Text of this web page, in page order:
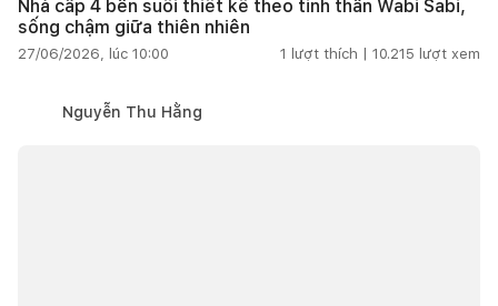
Nhà cấp 4 bên suối thiết kế theo tinh thần Wabi Sabi,
sống chậm giữa thiên nhiên
27/06/2026, lúc 10:00 1 lượt thích | 10.215 lượt xem
Nguyễn Thu Hằng